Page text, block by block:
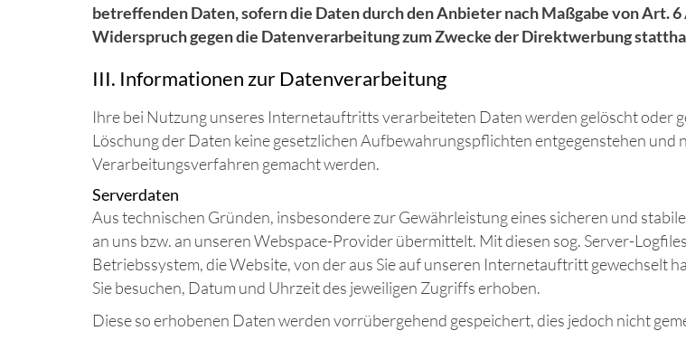
betreffenden Daten, sofern die Daten durch den Anbieter nach Maßgabe von Art.
Widerspruch gegen die Datenverarbeitung zum Zwecke der Direktwerbung
III. Informationen zur Datenverarbeitung
Ihre bei Nutzung unseres Internetauftritts verarbeiteten Daten werden gelöscht oder
Löschung der Daten keine gesetzlichen Aufbewahrungspflichten entgegenstehen
Verarbeitungsverfahren gemacht werden.
Serverdaten
Aus technischen Gründen, insbesondere zur Gewährleistung eines sicheren und
an uns bzw. an unseren Webspace-Provider übermittelt. Mit diesen sog. Server-
Betriebssystem, die Website, von der aus Sie auf unseren Internetauftritt gewechselt
Sie besuchen, Datum und Uhrzeit des jeweiligen Zugriffs erhoben.
Diese so erhobenen Daten werden vorrübergehend gespeichert, dies jedoch nicht